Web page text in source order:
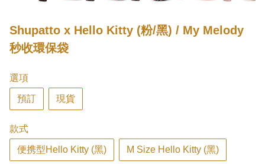
Shupatto x Hello Kitty (粉/黑) / My Melody
秒收環保袋
選項
預訂 現貨
款式
便携型Hello Kitty (黑) M Size Hello Kitty (黑)